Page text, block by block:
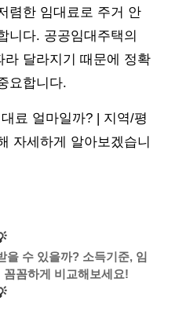
렴한 임대료로 주거 안
니다. 공공임대주택의
라 달라지기 때문에 정확
요합니다.
료 얼마일까? | 지역/평
자세하게 알아보겠습니
을 수 있을까? 소득기준, 임
꼼하게 비교해보세요!